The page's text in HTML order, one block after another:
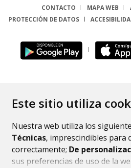
Este sitio utiliza
Nuestra web utiliza los
Técnicas, imprescindibles para
correctamente; De
sus preferencias de uso de la
CONTACTO
MAPA WEB
PROTECCIÓN DE DATOS